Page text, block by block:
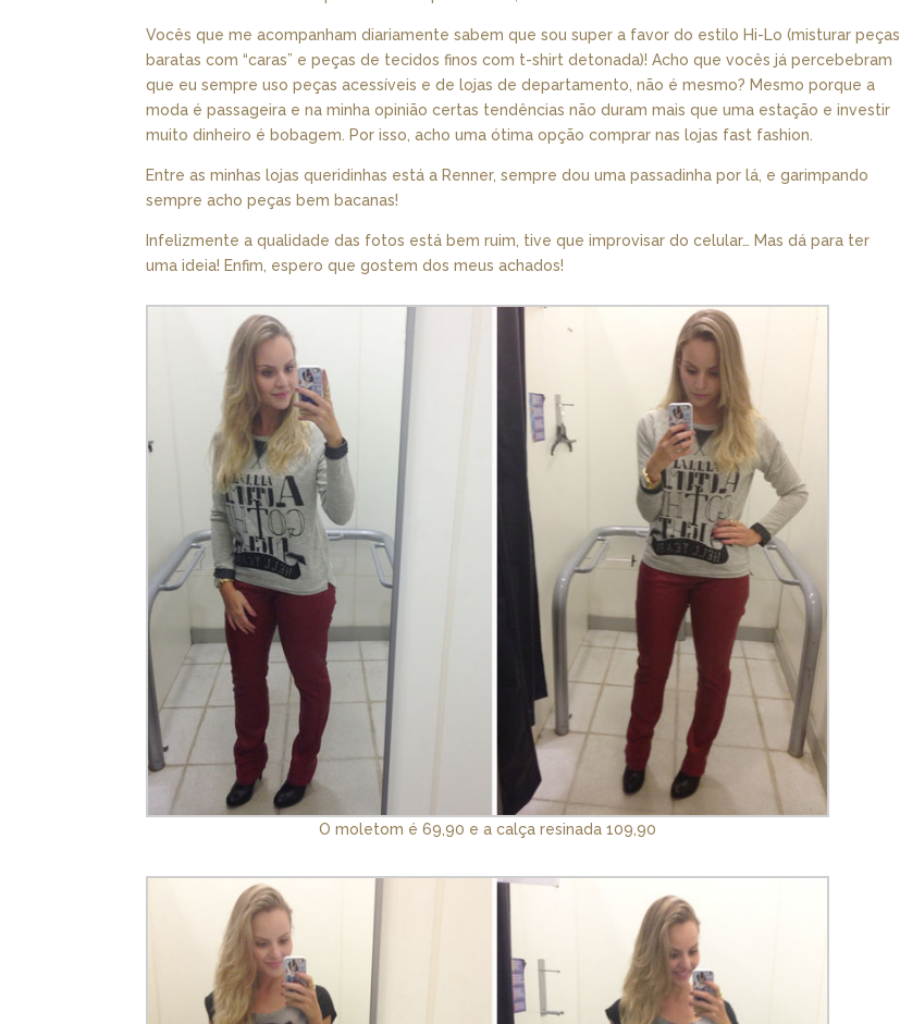
Vocês que me acompanham diariamente sabem que sou super a favor do estilo Hi-Lo (misturar peças
baratas com “caras” e peças de tecidos finos com t-shirt detonada)! Acho que vocês já percebebram
que eu sempre uso peças acessíveis e de lojas de departamento, não é mesmo? Mesmo porque a
moda é passageira e na minha opinião certas tendências não duram mais que uma estação e investir
muito dinheiro é bobagem. Por isso, acho uma ótima opção comprar nas lojas fast fashion.
Entre as minhas lojas queridinhas está a Renner, sempre dou uma passadinha por lá, e garimpando
sempre acho peças bem bacanas!
Infelizmente a qualidade das fotos está bem ruim, tive que improvisar do celular… Mas dá para ter
uma ideia! Enfim, espero que gostem dos meus achados!
O moletom é 69,90 e a calça resinada 109,90